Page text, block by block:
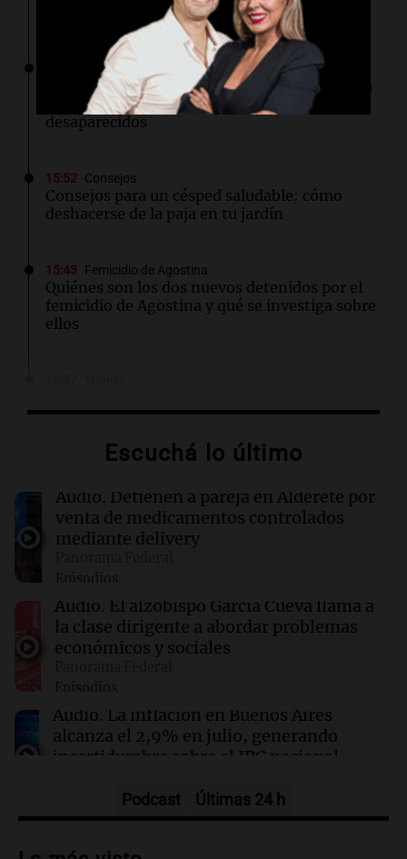
Córdoba y trabajan para frenar su expansión
Mundo
ONU solicita a Guatemala frenar construcción
en base militar por posible hallazgo de
desaparecidos
15:52 Consejos
Consejos para un césped saludable: cómo
deshacerse de la paja en tu jardín
15:43 Femicidio de Agostina
Quiénes son los dos nuevos detenidos por el
femicidio de Agostina y qué se investiga sobre
ellos
restaurante de Idaho revela detalles del
15:36 Mundo
El Senado de EE.UU. aprueba sanciones a
Rusia, impulsadas por el legado de Lindsey
Graham
15:29 Desde el podio
Ford reveló el nombre y el precio de su nueva
pickup eléctrica
15:28 Sociedad
Rompió el silencio: qué dijo Pablo Moyano
sobre la detención de su hermano
Escuchá lo último
Audio. Detienen a pareja en Alderete por
venta de medicamentos controlados
mediante delivery
Episodios
Audio. El alzobispo García Cueva llama a
la clase dirigente a abordar problemas
económicos y sociales
Episodios
Audio. La inflación en Buenos Aires
alcanza el 2,9% en julio, generando
incertidumbre sobre el IPC nacional
Audio.Descuentos de hasta 700.000
Podcast Últimas 24 h